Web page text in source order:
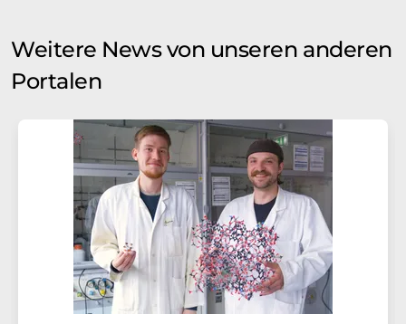
Weitere News von unseren anderen
Portalen